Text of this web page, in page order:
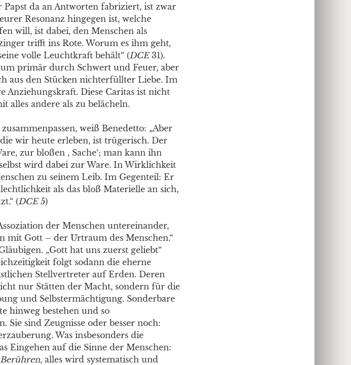
da an Antworten fabriziert, ist zwar
Resonanz hingegen ist, welche
will, ist dabei, den Menschen als
trifft ins Rote. Worum es ihm geht,
volle Leuchtkraft behält“ (DCE31).
primär durch Schwert und Feuer, aber
aus den Stücken nichterfüllter Liebe. Im
Anziehungskraft. Diese Caritas ist nicht
alles andere als zu belächeln.
weiß Benedetto: „Aber
wir heute erleben, ist trügerisch. Der
zur bloßen , Sache‘; man kann ihn
wird dabei zur Ware. In Wirklichkeit
zu seinem Leib. Im Gegenteil: Er
als das bloß Materielle an sich,
(DCE5)
der Menschen untereinander,
mit Gott – der Urtraum des Menschen.“
„Gott hat uns zuerst geliebt“
folgt sodann die eherne
Stellvertreter auf Erden. Deren
nur Stätten der Macht, sondern für die
und Selbstermächtigung. Sonderbare
hinweg bestehen und so
sind Zeugnisse oder besser noch:
Was insbesonders die
Eingehen auf die Sinne der Menschen:
, alles wird systematisch und